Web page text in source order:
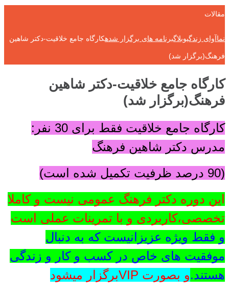
مقالات
نماآوای زندگیوبلاگبرنامه های برگزار شدهکارگاه جامع خلاقیت-دکتر شاهین
فرهنگ(برگزار شد)
کارگاه جامع خلاقیت-دکتر شاهین
فرهنگ(برگزار شد)
کارگاه جامع خلاقیت
فقط برای 30 نفر:
مدرس دکتر شاهین فرهنگ
(90 درصد ظرفیت تکمیل شده است)
این دوره دکتر فرهنگ عمومی نیست و کاملا
تخصصی،کاربردی و با تمرینات عملی است
و فقط ویژه عزیزانیست که به دنبال
موفقیت های خاص در کسب و کار و زندگی
هستند.و بصورت VIPبرگزار میشود